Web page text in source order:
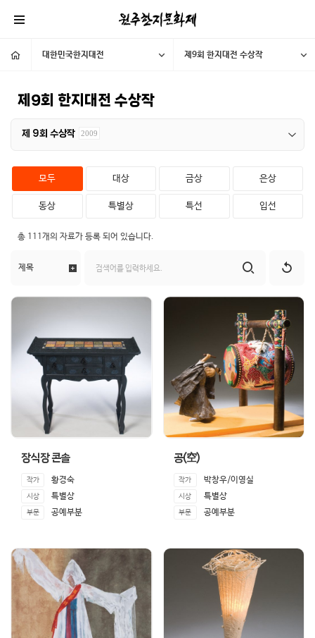
대한민국한지대전 제9회 한지대전 수상작
제9회 한지대전 수상작
제 9회 수상작 2009
모두 대상 금상 은상
동상 특별상 특선 입선
총 111개의 자료가 등록 되어 있습니다.
장식장 콘솔
작가 황경숙
시상 특별상
부문 공예부분
공(空)
작가 박창우/이영실
시상 특별상
부문 공예부분